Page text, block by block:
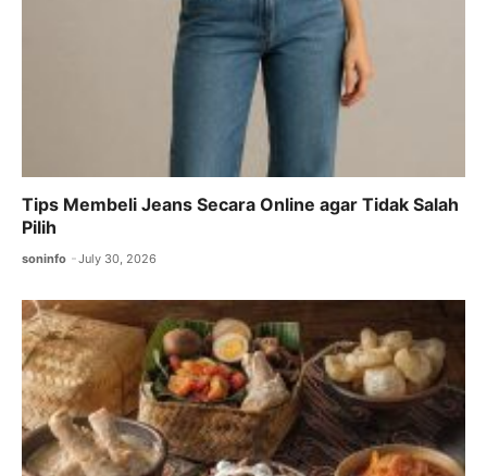
Tips Membeli Jeans Secara Online agar Tidak Salah
Pilih
soninfo July 30, 2026